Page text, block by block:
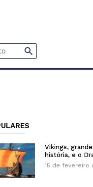
Vikings,
história, e o
15 de fevereiro